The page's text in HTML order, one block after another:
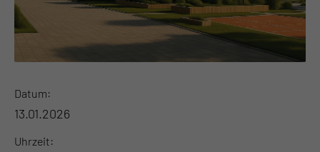
Datum
13.01.2026
Uhrzeit